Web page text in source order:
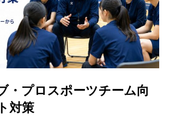
・プロスポーツチーム向
対策